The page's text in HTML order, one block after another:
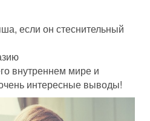
если он стеснительный
внутреннем мире и
интересные выводы!